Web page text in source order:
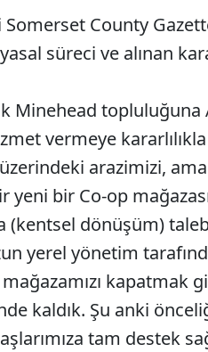
County
süreci ve alınan
Minehead
vermeye
arazimizi,
yeni bir Co-op
(kentsel dönüşüm)
yerel yönetim
kapatmak
kaldık. Şu anki
tam destek